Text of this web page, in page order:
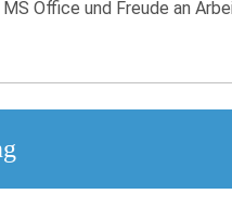
Office und Freude an